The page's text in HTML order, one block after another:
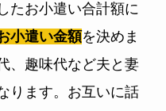
たお小遣い合計額に
小遣い金額を決めま
、趣味代など夫と妻
ります。お互いに話